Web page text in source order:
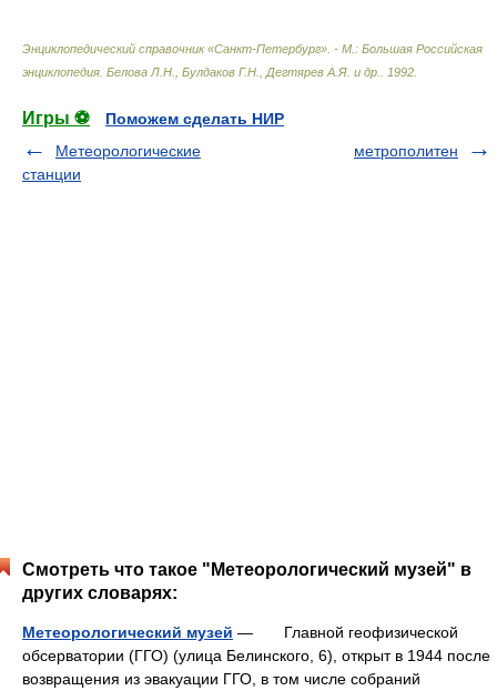
Энциклопедический справочник «Санкт-Петербург». - М.: Большая Российская
энциклопедия Белова Л.Н., Булдаков Г.Н., Дегтярев А.Я. и др. 1992
Игры ⚽
Поможем сделать НИР
Метеорологические
станции
метрополитен
Смотреть что такое "Метеорологический музей" в
других словарях:
Метеорологический музей — Главной геофизической
обсерватории (ГГО) (улица Белинского, 6), открыт в 1944 после
возвращения из эвакуации ГГО, в том числе собраний